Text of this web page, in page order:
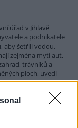
úřad v Jihlavě
a podnikatele
aby šetřili vodou.
zejména mytí aut,
trávníků a
ploch, uvedl
bude víc
vodou platí pro
rozšířenou